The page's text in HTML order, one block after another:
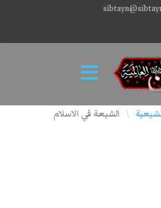
\ الشيعة في الاسلام